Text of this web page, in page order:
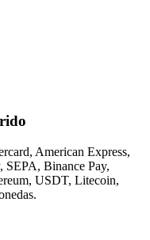
American Express,
SEPA, Binance Pay,
USDT, Litecoin,